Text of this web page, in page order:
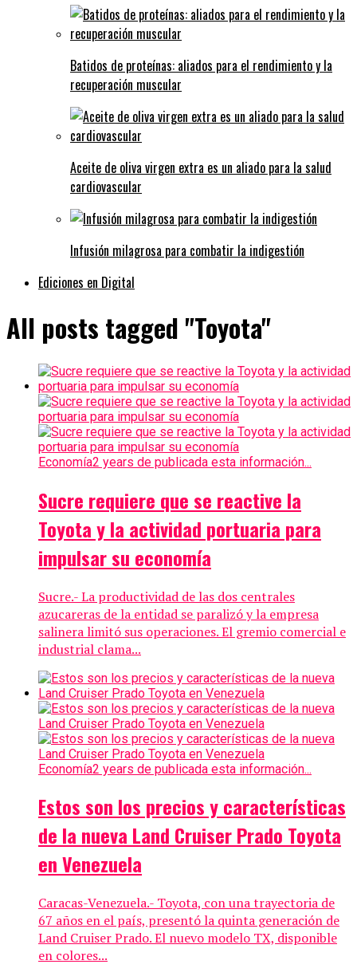
Batidos de proteínas: aliados para el rendimiento y la
recuperación muscular
Aceite de oliva virgen extra es un aliado para la salud
cardiovascular
Infusión milagrosa para combatir la indigestión
Ediciones en Digital
All posts tagged "Toyota"
Economía2 years de publicada esta información...
Sucre requiere que se reactive la
Toyota y la actividad portuaria para
impulsar su economía
Sucre.- La productividad de las dos centrales
azucareras de la entidad se paralizó y la empresa
salinera limitó sus operaciones. El gremio comercial e
industrial clama...
Economía2 years de publicada esta información...
Estos son los precios y características
de la nueva Land Cruiser Prado Toyota
en Venezuela
Caracas-Venezuela.- Toyota, con una trayectoria de
67 años en el país, presentó la quinta generación de
Land Cruiser Prado. El nuevo modelo TX, disponible
en colores...